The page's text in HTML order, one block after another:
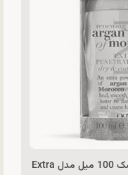
روغن آرگان مراکشی اوجی ایکس موی خشک 100 میل مدل Extra